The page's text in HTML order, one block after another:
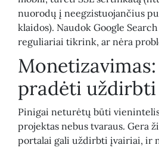
nuorodų į neegzistuojančius
klaidos). Naudok Google
reguliariai tikrink, ar nėra
pradėti uždirbti
Pinigai neturėtų būti
projektas nebus tvaraus. Gera
portalai gali uždirbti įvairiai, ir